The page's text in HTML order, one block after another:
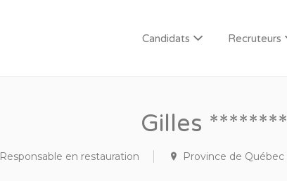
Candidats Recruteurs
Gilles ********
Responsable en restauration Province de Québec